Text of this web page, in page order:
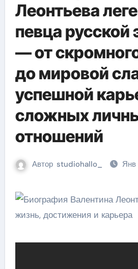
Леонтьева
певца русской
— от
до мировой
успешной
сложных
отношений
Автор studiohallo_ Янв